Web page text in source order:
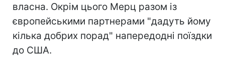
власна. Окрім цього Мерц разом із
європейськими партнерами "дадуть йому
кілька добрих порад" напередодні поїздки
до США.